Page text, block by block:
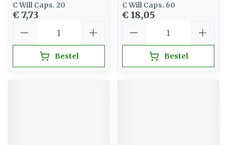
C Will Caps. 20
€ 7,73
Bestel
C Will Caps. 60
€ 18,05
Bestel